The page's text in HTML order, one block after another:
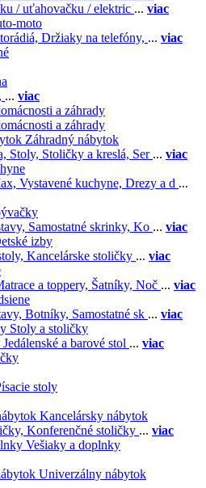
/ uťahovačku / elektric ... viac
moto
Držiaky na telefóny, ... viac
... viac
a záhrady
a záhrady
Záhradný nábytok
Stoly, Stoličky a kreslá, Ser ... viac
Vystavené kuchyne, Drezy a d ...
Samostatné skrinky, Ko ... viac
izby
Kancelárske stoličky ... viac
a toppery, Šatníky, Noč ... viac
Botníky, Samostatné sk ... viac
Stoly a stoličky
Jedálenské a barové stol ... viac
stoly
Kancelársky nábytok
Konferenčné stoličky ... viac
Vešiaky a doplnky
Univerzálny nábytok